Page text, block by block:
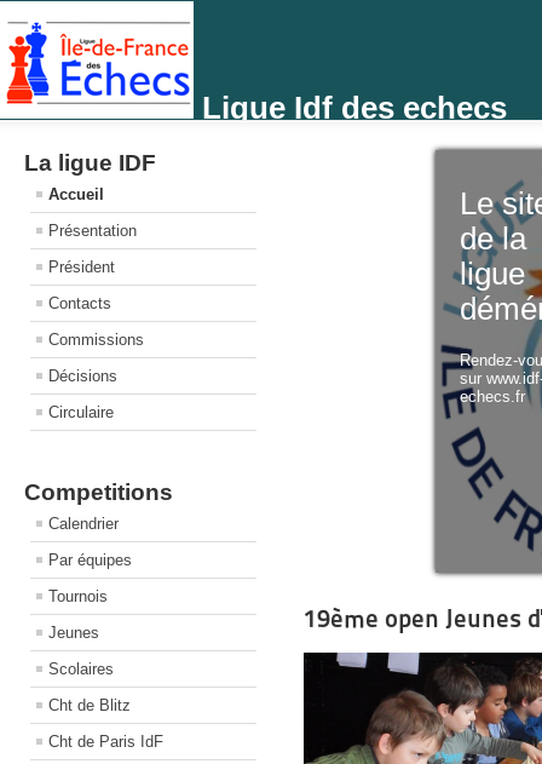
Ligue Idf des echecs
La ligue IDF
Accueil
Présentation
Président
Contacts
Commissions
Décisions
Circulaire
Competitions
Calendrier
Par équipes
Tournois
Jeunes
Scolaires
Cht de Blitz
Cht de Paris IdF
Le
de la
ligue
Rendez-
sur
echecs.fr
19ème open Jeunes